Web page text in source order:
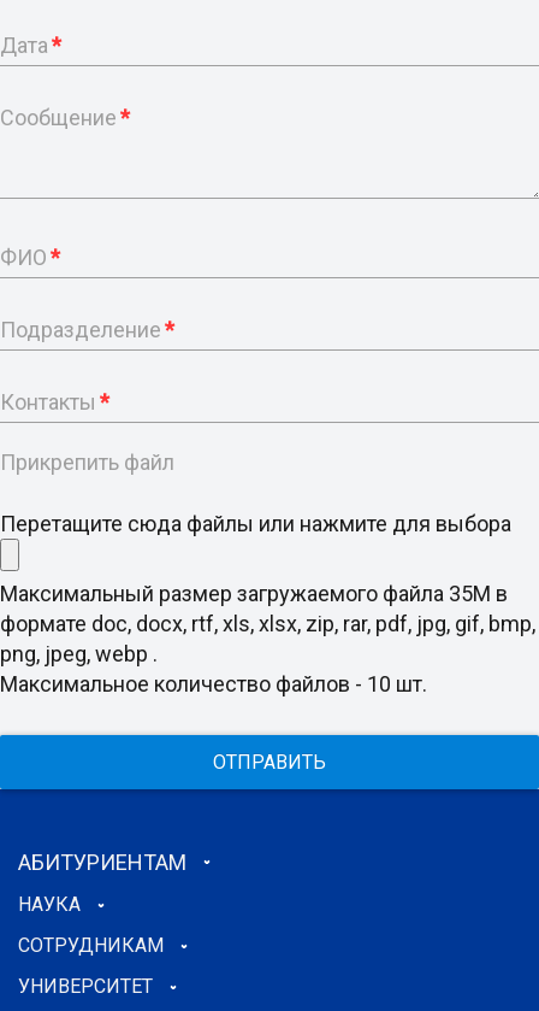
Дата*
Сообщение*
ФИО*
Подразделение*
Контакты *
Прикрепить файл
Перетащите сюда файлы или нажмите для выбора
Максимальный размер загружаемого файла 35M в
формате doc, docx, rtf, xls, xlsx, zip, rar, pdf, jpg, gif, bmp,
png, jpeg, webp .
Максимальное количество файлов - 10 шт.
ОТПРАВИТЬ
АБИТУРИЕНТАМ
НАУКА
СОТРУДНИКАМ
УНИВЕРСИТЕТ